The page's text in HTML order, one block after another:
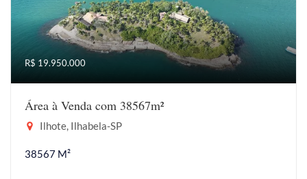
R$ 19.950.000
Área à Venda com 38567m²
Ilhote, Ilhabela-SP
38567 M²